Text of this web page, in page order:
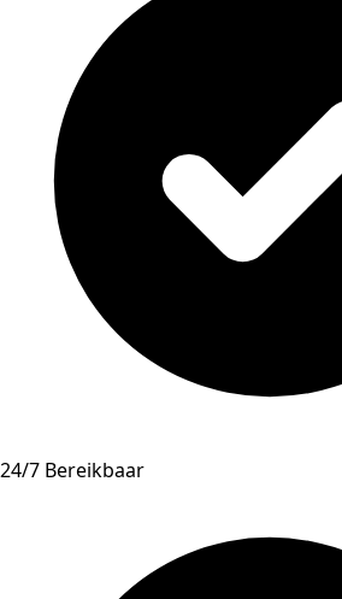
24/7 Bereikbaar